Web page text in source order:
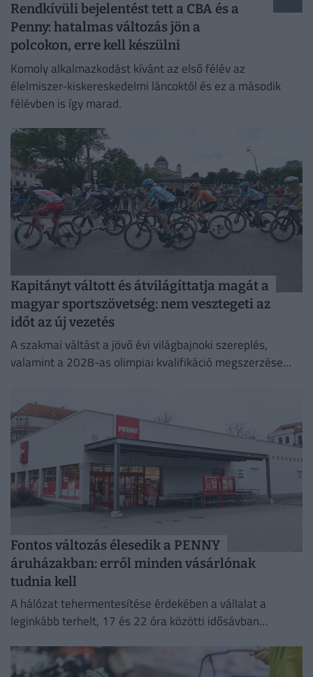
Rendkívüli bejelentést tett a CBA és a
Penny: hatalmas változás jön a
polcokon, erre kell készülni
Komoly alkalmazkodást kívánt az első félév az
élelmiszer-kiskereskedelmi láncoktól és ez a második
félévben is így marad.
Kapitányt váltott és átvilágíttatja magát a
magyar sportszövetség: nem vesztegeti az
időt az új vezetés
A szakmai váltást a jövő évi világbajnoki szereplés,
valamint a 2028-as olimpiai kvalifikáció megszerzése
posztjáról távozott.
Fontos változás élesedik a PENNY
áruházakban: erről minden vásárlónak
tudnia kell
A hálózat tehermentesítése érdekében a vállalat a
leginkább terhelt, 17 és 22 óra közötti idősávban